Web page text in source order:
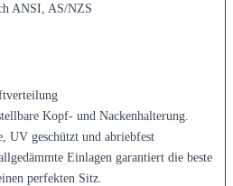
ANSI, AS/NZS
Kopf- und Nackenhalterung.
UV geschützt und abriebfest
Einlagen garantiert die beste
perfekten Sitz.